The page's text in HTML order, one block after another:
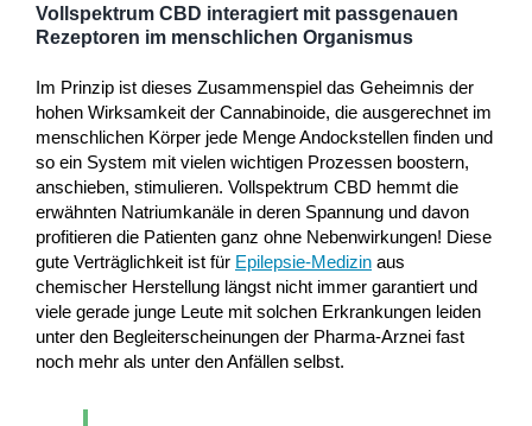
Vollspektrum CBD interagiert mit passgenauen
Rezeptoren im menschlichen Organismus
Im Prinzip ist dieses Zusammenspiel das Geheimnis der
hohen Wirksamkeit der Cannabinoide, die ausgerechnet im
menschlichen Körper jede Menge Andockstellen finden und
so ein System mit vielen wichtigen Prozessen boostern,
anschieben, stimulieren. Vollspektrum CBD hemmt die
erwähnten Natriumkanäle in deren Spannung und davon
profitieren die Patienten ganz ohne Nebenwirkungen! Diese
gute Verträglichkeit ist für Epilepsie-Medizinaus
chemischer Herstellung längst nicht immer garantiert und
viele gerade junge Leute mit solchen Erkrankungen leiden
unter den Begleiterscheinungen der Pharma-Arznei fast
noch mehr als unter den Anfällen selbst.